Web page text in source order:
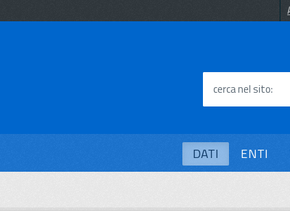
cerca nel sito
DATI ENTI